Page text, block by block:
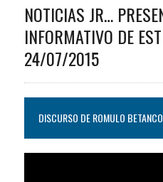
NOTICIAS JR…
INFORMATIVO DE
24/07/2015
DISCURSO DE ROMULO